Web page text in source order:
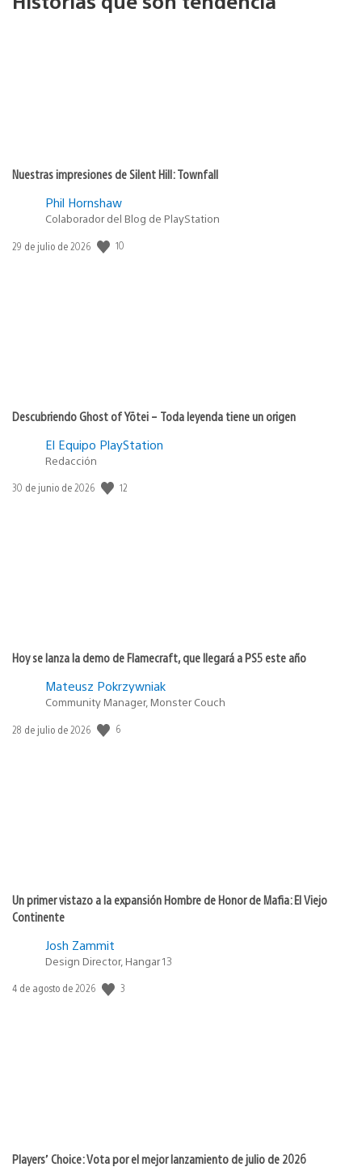
Nuestras impresiones de Silent Hill: Townfall
Phil Hornshaw
Colaborador del Blog de PlayStation
Fecha
29 de julio de 2026 10
Descubriendo Ghost of Yōtei – Toda leyenda tiene un origen
El Equipo PlayStation
Redacción
Fecha
30 de junio de 2026 12
Hoy se lanza la demo de Flamecraft, que llegará a PS5 este año
Mateusz Pokrzywniak
Community Manager, Monster Couch
Fecha
28 de julio de 2026 6
Un primer vistazo a la expansión Hombre de Honor de Mafia: El Viejo
Continente
Josh Zammit
Design Director, Hangar 13
Fecha
4 de agosto de 2026 3
Players’ Choice: Vota por el mejor lanzamiento de julio de 2026